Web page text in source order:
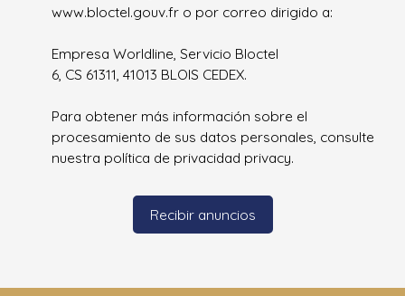
www.bloctel.gouv.fr o por correo dirigido a:
Empresa Worldline, Servicio Bloctel
6, CS 61311, 41013 BLOIS CEDEX.
Para obtener más información sobre el
procesamiento de sus datos personales, consulte
nuestra política de privacidad privacy.
Recibir anuncios